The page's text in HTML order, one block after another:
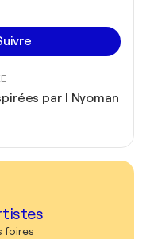
par I Nyoman
foires